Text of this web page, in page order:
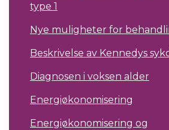
type 1
Nye muligheter for
Beskrivelse av Kennedys
Diagnosen i voksen alder
Energiøkonomisering
Energiøkonomisering og